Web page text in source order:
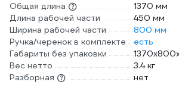
Общая длина
1370 мм
Длина рабочей части
450 мм
Ширина рабочей части
800 мм
Ручка/черенок в комплекте
есть
Габариты без упаковки
Вес нетто
3.4 кг
Разборная
нет